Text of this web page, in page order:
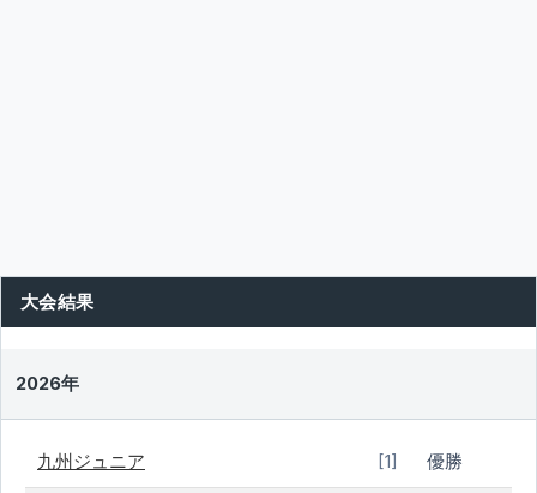
大会結果
2026年
九州ジュニア [1] 優勝